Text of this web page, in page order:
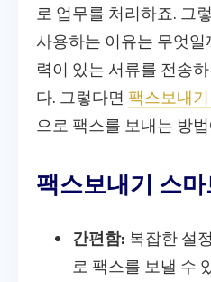
로 업무를 처리하죠. 그
사용하는 이유는 무엇일
력이 있는 서류를 전송
다. 그렇다면 팩스보내
으로 팩스를 보내는 방
팩스보내기 스
간편함: 복잡한 설
로 팩스를 보낼 수